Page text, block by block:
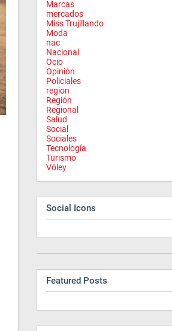
Marcas
mercados
Miss Trujillando
Moda
nac
Nacional
Ocio
Opinión
Policiales
region
Región
Regional
Salud
Social
Sociales
Tecnología
Turismo
Vóley
Social Icons
Featured Posts